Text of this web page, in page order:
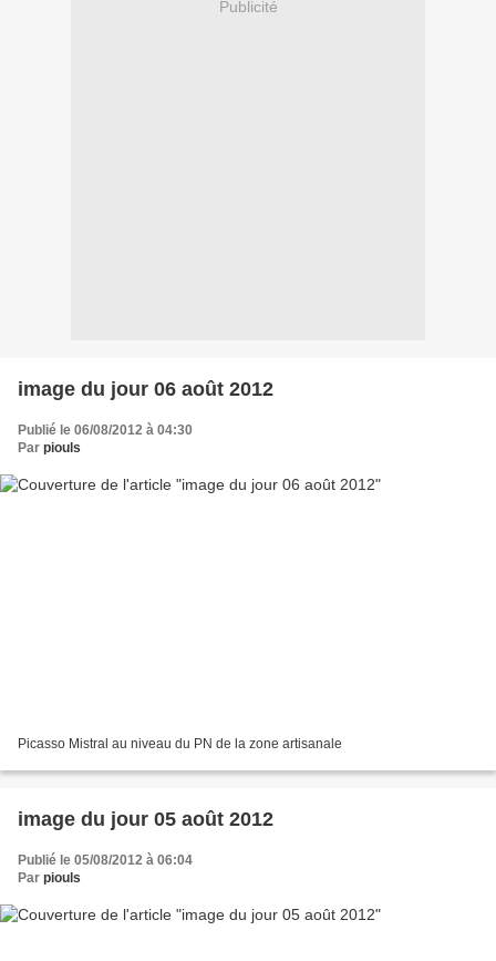
Publicité
image du jour 06 août 2012
Publié le 06/08/2012 à 04:30
Par piouls
Picasso Mistral au niveau du PN de la zone artisanale
image du jour 05 août 2012
Publié le 05/08/2012 à 06:04
Par piouls